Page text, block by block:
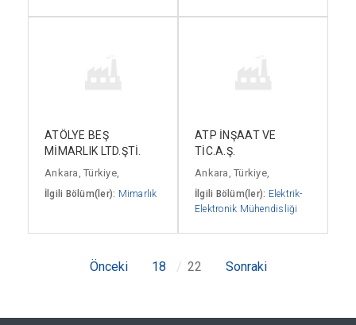
ATÖLYE BEŞ
MİMARLIK LTD.ŞTİ.
Ankara, Türkiye,
İlgili Bölüm(ler): Mimarlık
ATP İNŞAAT VE
TİC.A.Ş.
Ankara, Türkiye,
İlgili Bölüm(ler): Elektrik-
Elektronik Mühendisliği
Önceki 18 22 Sonraki